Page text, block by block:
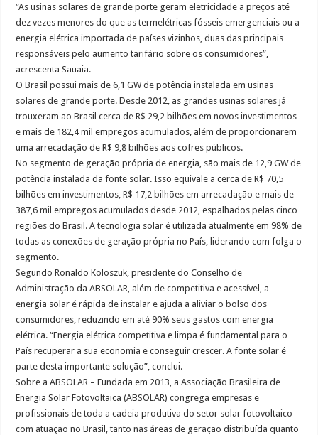
“As usinas solares de grande porte geram eletricidade a preços até
dez vezes menores do que as termelétricas fósseis emergenciais ou a
energia elétrica importada de países vizinhos, duas das principais
responsáveis pelo aumento tarifário sobre os consumidores”,
acrescenta Sauaia.
O Brasil possui mais de 6,1 GW de potência instalada em usinas
solares de grande porte. Desde 2012, as grandes usinas solares já
trouxeram ao Brasil cerca de R$ 29,2 bilhões em novos investimentos
e mais de 182,4 mil empregos acumulados, além de proporcionarem
uma arrecadação de R$ 9,8 bilhões aos cofres públicos.
No segmento de geração própria de energia, são mais de 12,9 GW de
potência instalada da fonte solar. Isso equivale a cerca de R$ 70,5
bilhões em investimentos, R$ 17,2 bilhões em arrecadação e mais de
387,6 mil empregos acumulados desde 2012, espalhados pelas cinco
regiões do Brasil. A tecnologia solar é utilizada atualmente em 98% de
todas as conexões de geração própria no País, liderando com folga o
segmento.
Segundo Ronaldo Koloszuk, presidente do Conselho de
Administração da ABSOLAR, além de competitiva e acessível, a
energia solar é rápida de instalar e ajuda a aliviar o bolso dos
consumidores, reduzindo em até 90% seus gastos com energia
elétrica. “Energia elétrica competitiva e limpa é fundamental para o
País recuperar a sua economia e conseguir crescer. A fonte solar é
parte desta importante solução”, conclui.
Sobre a ABSOLAR – Fundada em 2013, a Associação Brasileira de
Energia Solar Fotovoltaica (ABSOLAR) congrega empresas e
profissionais de toda a cadeia produtiva do setor solar fotovoltaico
com atuação no Brasil, tanto nas áreas de geração distribuída quanto